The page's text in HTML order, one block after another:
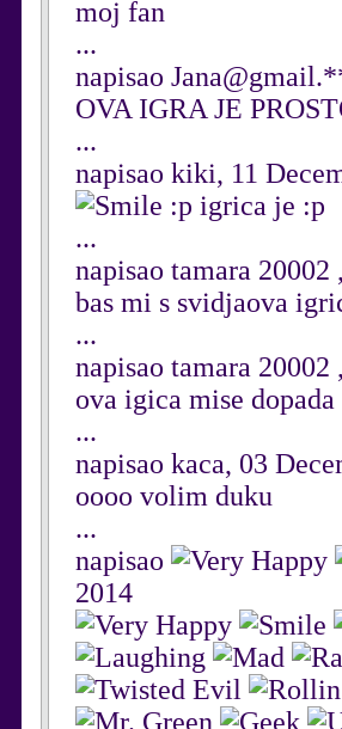
moj fan
...
napisao
OVA IGRA JE
...
napisao kiki, 11
:p igrica je :p
...
napisao tamara
bas mi s svidjaova
...
napisao tamara
ova igica mise dopada
...
napisao kaca, 03
oooo volim duku
...
napisao
2014